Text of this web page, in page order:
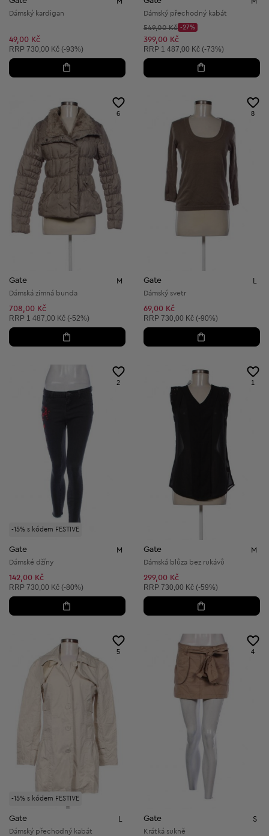
Dámský kardigan
49,00 Kč
Doporučená cena:
RRP 730,00 Kč (-93%)
Dámský přechodný kabát
Původní cena:
549,00 Kč
Discount Price:
-27%
Snížená cena:
399,00 Kč
Doporučená cena:
RRP 1 487,00 Kč (-73%)
6
Gate M
Dámská zimná bunda
708,00 Kč
Doporučená cena:
RRP 1 487,00 Kč (-52%)
8
Gate L
Dámský svetr
69,00 Kč
Doporučená cena:
RRP 730,00 Kč (-90%)
-15% s kódem FESTIVE
2
Gate M
Dámské džíny
142,00 Kč
Doporučená cena:
RRP 730,00 Kč (-80%)
1
Gate M
Dámská blůza bez rukávů
299,00 Kč
Doporučená cena:
RRP 730,00 Kč (-59%)
-15% s kódem FESTIVE
5
Gate
Dámský přechodný kabát
4
Gate S
Krátká sukně